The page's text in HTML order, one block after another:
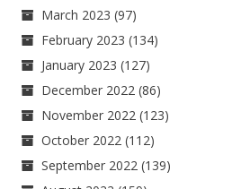
March 2023 (97)
February 2023 (134)
January 2023 (127)
December 2022 (86)
November 2022 (123)
October 2022 (112)
September 2022 (139)